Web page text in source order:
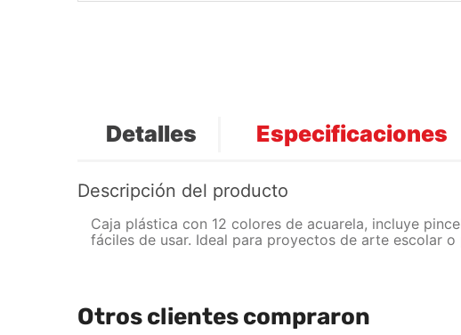
Detalles Especificaciones
Descripción del producto
Caja plástica con 12 colores de acuarela, incluye
fáciles de usar. Ideal para proyectos de arte escolar
Otros clientes compraron